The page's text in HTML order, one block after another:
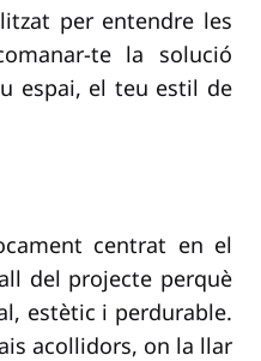
per entendre les
te la solució
espai, el teu estil de
centrat en el
del projecte perquè
estètic i perdurable.
acollidors, on la llar